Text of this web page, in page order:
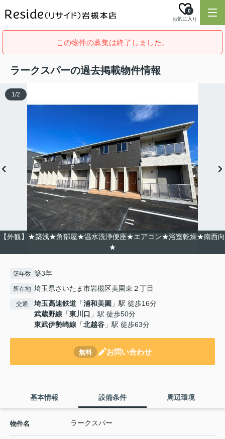
お気に入り
0
この物件の募集は終了しました。
ラークスパーの過去掲載物件情報
【外観】★築浅★角部屋★温水洗浄便座★エアコン★浴室乾燥★南西向
★
1/2
築年数 築3年
所在地 埼玉県さいたま市岩槻区美園東２丁目
交通 埼玉高速鉄道 「浦和美園 」駅 徒歩16分
武蔵野線 「東川口 」駅 徒歩50分
東武伊勢崎線 「北越谷 」駅 徒歩63分
無料 お問い合わせ
基本情報 設備条件 周辺環境
物件名 ラークスパー